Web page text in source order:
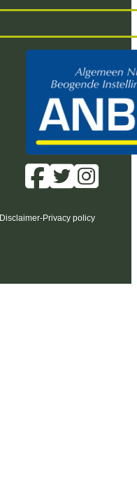
Disclaimer-Privacy policy